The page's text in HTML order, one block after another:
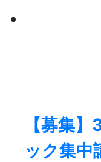
【募集
ック集中